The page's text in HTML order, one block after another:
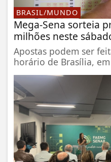
BRASIL/MUNDO
Mega-Sena sorteia
milhões neste
Apostas podem ser
horário de Brasília,